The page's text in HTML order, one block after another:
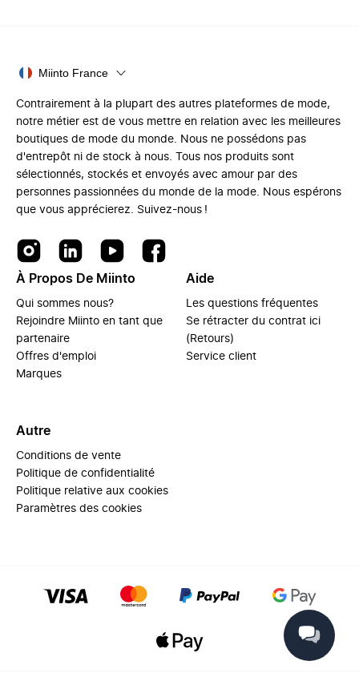
Miinto France
Contrairement à la plupart des autres plateformes de mode,
notre métier est de vous mettre en relation avec les meilleures
boutiques de mode du monde. Nous ne possédons pas
d'entrepôt ni de stock à nous. Tous nos produits sont
sélectionnés, stockés et envoyés avec amour par des
personnes passionnées du monde de la mode. Nous espérons
que vous apprécierez. Suivez-nous !
À Propos De Miinto
Qui sommes nous?
Rejoindre Miinto en tant que
partenaire
Offres d'emploi
Marques
Aide
Les questions fréquentes
Se rétracter du contrat ici
(Retours)
Service client
Autre
Conditions de vente
Politique de confidentialité
Politique relative aux cookies
Paramètres des cookies